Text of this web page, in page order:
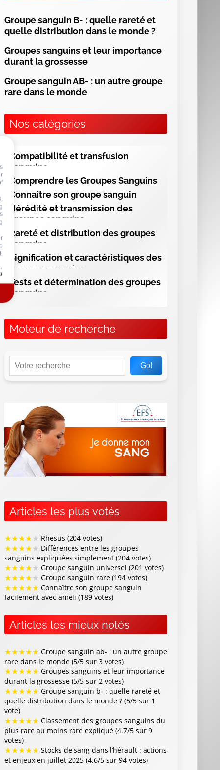
Groupe sanguin B- : quelle rareté et
quelle distribution dans le monde ?
Groupes sanguins et leur importance
durant la grossesse
Groupe sanguin AB- : un autre groupe
rare dans le monde
Nos catégories
Compatibilité et transfusion
sanguine
Comprendre les Groupes Sanguins
Connaître son groupe sanguin
Hérédité et transmission des
groupes sanguins
Rareté et distribution des groupes
sanguins
Signification et caractéristiques des
groupes sanguins
Tests et détermination des groupes
sanguins
Moteur de recherche
Go!
Articles les plus votés
★★★★★ Rhesus (204 votes)
★★★★★ Différences entre les groupes
sanguins expliquées simplement (204 votes)
★★★★★ Groupe sanguin universel (201 votes)
★★★★★ Groupe sanguin rare (194 votes)
★★★★★ Connaître son groupe sanguin
facilement avec ameli (189 votes)
Articles les mieux notés
★★★★★ Groupe sanguin ab- : un autre groupe
rare dans le monde (5/5 sur 3 votes)
★★★★★ Groupes sanguins et leur importance
durant la grossesse (5/5 sur 2 votes)
★★★★★ Groupe sanguin b- : quelle rareté et
quelle distribution dans le monde ? (5/5 sur 1
vote)
★★★★★ Classement des groupes sanguins du
plus rare au moins rare expliqué (4.7/5 sur 9
votes)
★★★★★ Stocks de sang dans l’hérault : actions
et enjeux en juillet 2025 (4.6/5 sur 94 votes)